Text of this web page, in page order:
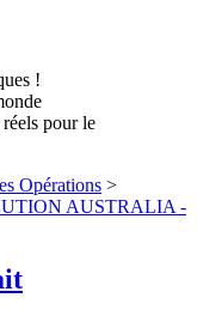
!
pour le
Opérations >
AUSTRALIA -